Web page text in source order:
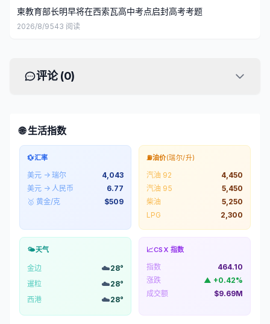
柬教育部长明早将在西索瓦高中考点启封高考考题
2026/8/9543 阅读
评论 (0)
🌐 生活指数
💱汇率
美元 → 瑞尔
4,043
美元 → 人民币
6.77
🥇 黄金/克
$509
⛽油价(瑞尔/升)
汽油 92
4,450
汽油 95
5,450
柴油
5,250
LPG
2,300
🌤️天气
金边 ☁️28°
暹粒
☁️28°
西港
☁️28°
📈CSX 指数
指数
464.10
涨跌
▲ +0.42%
成交额
$9.69M